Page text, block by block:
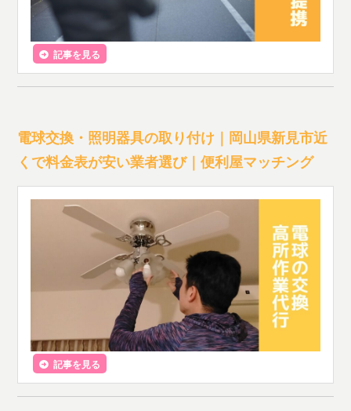
記事を見る
電球交換・照明器具の取り付け｜岡山県新見市近
くで料金表が安い業者選び｜便利屋マッチング
記事を見る